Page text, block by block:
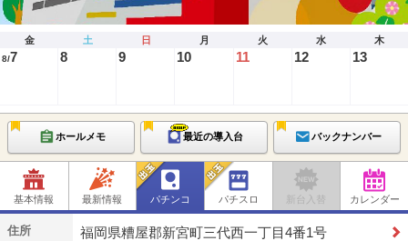
金 土 日 月 火 水 木
8/7 8 9 10 11 12 13
ホールメモ 最近の導入台 バックナンバー
基本情報 最新情報 パチンコ パチスロ 新台入替 カレンダー
住所 福岡県糟屋郡新宮町三代西一丁目4番1号